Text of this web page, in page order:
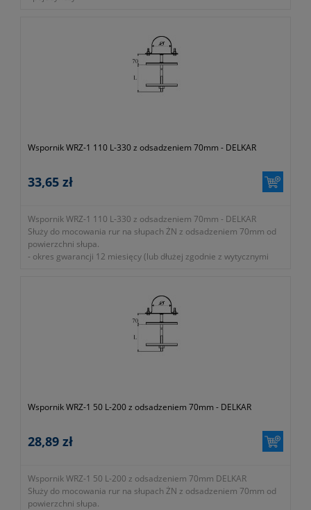
- dawny symbol 0-090-000-000-000
- symbol producenta EP-UC-WRZ1-110X200
Wspornik WRZ-1 110 L-330 z odsadzeniem 70mm - DELKAR
33,65 zł
Wspornik WRZ-1 110 L-330 z odsadzeniem 70mm - DELKAR
Służy do mocowania rur na słupach ŻN z odsadzeniem 70mm od
powierzchni słupa.
- okres gwarancji 12 miesięcy (lub dłużej zgodnie z wytycznymi
- symbol producenta EP-UC-WRZ1-110X330
Wspornik WRZ-1 50 L-200 z odsadzeniem 70mm - DELKAR
28,89 zł
Wspornik WRZ-1 50 L-200 z odsadzeniem 70mm DELKAR
Służy do mocowania rur na słupach ŻN z odsadzeniem 70mm od
powierzchni słupa.